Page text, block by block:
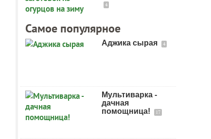
4
Самое популярное
Аджика сырая 4
Мультиварка -
дачная
помощница!
17